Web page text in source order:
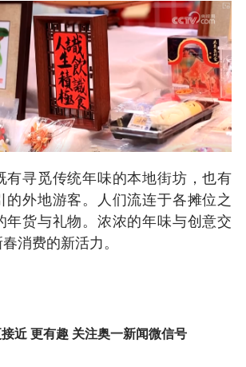
寻觅传统年味的本地街坊，也有
的外地游客。人们流连于各摊位之
年货与礼物。浓浓的年味与创意交
消费的新活力。
近 更有趣 关注奥一新闻微信号